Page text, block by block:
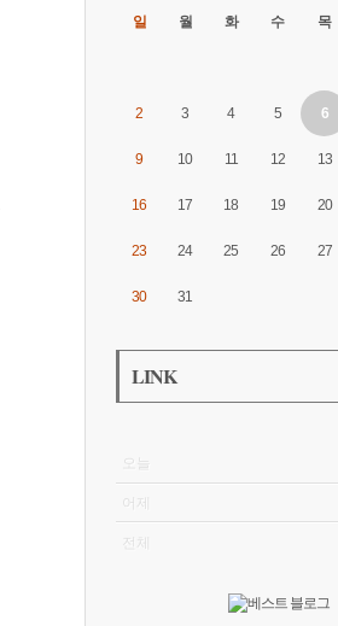
일 월 화 수 목
2 3 4 5 6
9 10 11 12 13
16 17 18 19 20
23 24 25 26 27
30 31
LINK
오늘
어제
전체